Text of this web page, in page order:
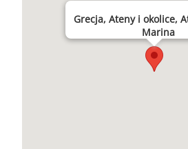
Grecja, Ateny i okolice,
Marina